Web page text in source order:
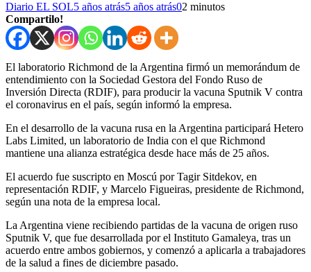
Diario EL SOL5 años atrás5 años atrás02 minutos
Compartilo!
El laboratorio Richmond de la Argentina firmó un memorándum de
entendimiento con la Sociedad Gestora del Fondo Ruso de
Inversión Directa (RDIF), para producir la vacuna Sputnik V contra
el coronavirus en el país, según informó la empresa.
En el desarrollo de la vacuna rusa en la Argentina participará Hetero
Labs Limited, un laboratorio de India con el que Richmond
mantiene una alianza estratégica desde hace más de 25 años.
El acuerdo fue suscripto en Moscú por Tagir Sitdekov, en
representación RDIF, y Marcelo Figueiras, presidente de Richmond,
según una nota de la empresa local.
La Argentina viene recibiendo partidas de la vacuna de origen ruso
Sputnik V, que fue desarrollada por el Instituto Gamaleya, tras un
acuerdo entre ambos gobiernos, y comenzó a aplicarla a trabajadores
de la salud a fines de diciembre pasado.